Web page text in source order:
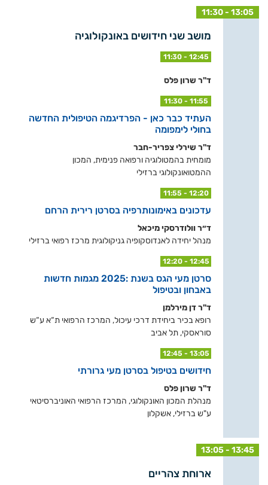
11:30 - 13:05
מושב שני חידושים באונקולוגיה
11:30 - 12:45
ד"ר שרון פלס
11:30 - 11:55
העתיד כבר כאן - הפרדיגמה הטיפולית החדשה
בחולי לימפומה
ד"ר שירלי צפריר-חבר
מומחית בהמטולוגיה ורפואה פנימית, המכון
ההמטואונקולוגי ברזילי
11:55 - 12:20
עדכונים באימונותרפיה בסרטן רירית הרחם
ד״ר וולודרסקי מיכאל
מנהל יחידה לאנדוסקופיה גניקולוגית מרכז רפואי ברזילי
12:20 - 12:45
סרטן מעי הגס בשנת :2025 מגמות חדשות
באבחון ובטיפול
ד"ר דן מירלמן
רופא בכיר ביחידת דרכי עיכול, המרכז הרפואי ת“א ע“ש
סוראסקי, תל אביב
12:45 - 13:05
חידושים בטיפול בסרטן מעי גרורתי
ד"ר שרון פלס
מנהלת המכון האונקולוגי, המרכז הרפואי האוניברסיטאי
ע"ש ברזילי, אשקלון
13:05 - 13:45
ארוחת צהריים